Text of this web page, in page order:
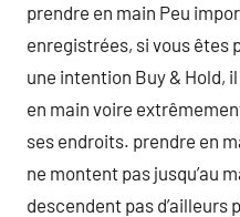
prendre en main Peu
enregistrées, si vous êtes
une intention Buy & Hold,
en main voire
ses endroits. prendre en
ne montent pas jusqu’au
descendent pas d’ailleurs